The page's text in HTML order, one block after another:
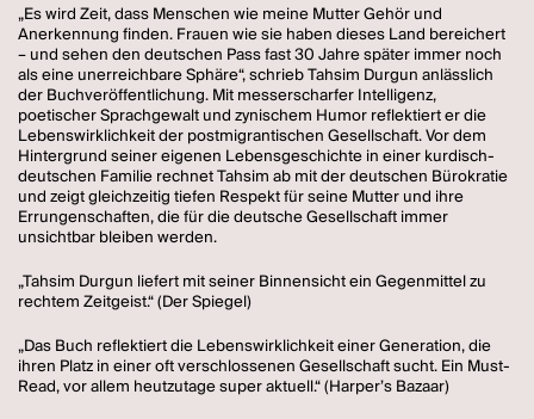
„Es wird Zeit, dass Menschen wie meine Mutter Gehör und
Anerkennung finden. Frauen wie sie haben dieses Land bereichert
– und sehen den deutschen Pass fast 30 Jahre später immer noch
als eine unerreichbare Sphäre“, schrieb Tahsim Durgun anlässlich
der Buchveröffentlichung. Mit messerscharfer Intelligenz,
poetischer Sprachgewalt und zynischem Humor reflektiert er die
Lebenswirklichkeit der postmigrantischen Gesellschaft. Vor dem
Hintergrund seiner eigenen Lebensgeschichte in einer kurdisch-
deutschen Familie rechnet Tahsim ab mit der deutschen Bürokratie
und zeigt gleichzeitig tiefen Respekt für seine Mutter und ihre
Errungenschaften, die für die deutsche Gesellschaft immer
unsichtbar bleiben werden.
„Tahsim Durgun liefert mit seiner Binnensicht ein Gegenmittel zu
rechtem Zeitgeist.“ (Der Spiegel)
„Das Buch reflektiert die Lebenswirklichkeit einer Generation, die
ihren Platz in einer oft verschlossenen Gesellschaft sucht. Ein Must-
Read, vor allem heutzutage super aktuell.“ (Harper’s Bazaar)